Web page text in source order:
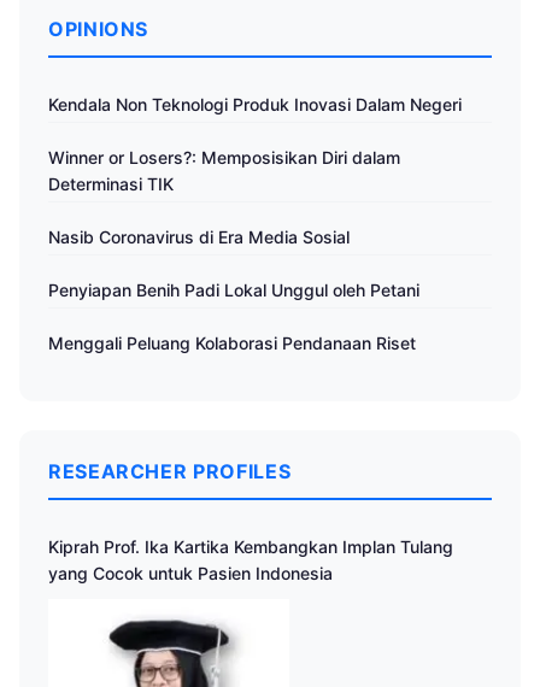
OPINIONS
Kendala Non Teknologi Produk Inovasi Dalam Negeri
Winner or Losers?: Memposisikan Diri dalam
Determinasi TIK
Nasib Coronavirus di Era Media Sosial
Penyiapan Benih Padi Lokal Unggul oleh Petani
Menggali Peluang Kolaborasi Pendanaan Riset
RESEARCHER PROFILES
Kiprah Prof. Ika Kartika Kembangkan Implan Tulang
yang Cocok untuk Pasien Indonesia